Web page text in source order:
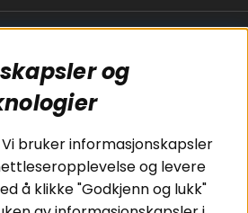
Cookies
Kjøpsvilkår
Personvernpolicy
Service / Garanti /
Retur
og
bruker informasjonskapsler
og levere
å klikke "Godkjenn og lukk"